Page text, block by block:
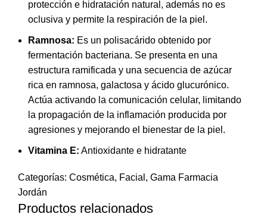
protección e hidratación natural, además no es
oclusiva y permite la respiración de la piel.
Ramnosa: Es un polisacárido obtenido por
fermentación bacteriana. Se presenta en una
estructura ramificada y una secuencia de azúcar
rica en ramnosa, galactosa y ácido glucurónico.
Actúa activando la comunicación celular, limitando
la propagación de la inflamación producida por
agresiones y mejorando el bienestar de la piel.
Vitamina E: Antioxidante e hidratante
Categorías: Cosmética, Facial , Gama Farmacia
Jordán
Productos relacionados